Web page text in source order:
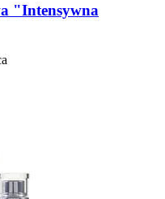
"Intensywna